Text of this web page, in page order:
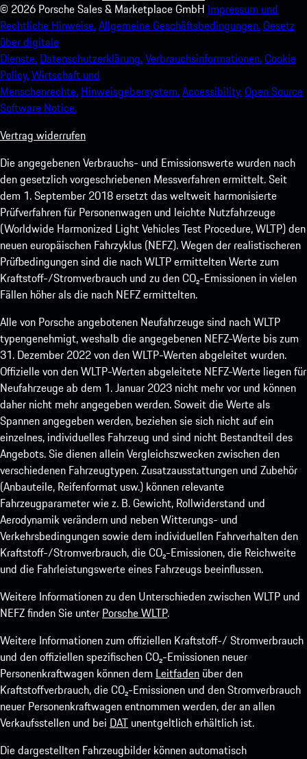
© 2026 Porsche Sales & Marketplace GmbH Impressum und
Rechtliche Hinweise.Allgemeine Geschäftsbedingungen.Gesetz
über digitale
Dienste. Datenschutzerklärung.Verbrauchsinformationen.Cookie
Policy.Wirtschaft und
Menschenrechte. Hinweisgebersystem.Accessibility.Open Source
Software Notice.
Vertrag widerrufen
Die angegebenen Verbrauchs- und Emissionswerte wurden nach
den gesetzlich vorgeschriebenen Messverfahren ermittelt. Seit
dem 1. September 2018 ersetzt das weltweit harmonisierte
Prüfverfahren für Personenwagen und leichte Nutzfahrzeuge
(Worldwide Harmonized Light Vehicles Test Procedure, WLTP) den
neuen europäischen Fahrzyklus (NEFZ). Wegen der realistischeren
Prüfbedingungen sind die nach WLTP ermittelten Werte zum
Kraftstoff-/Stromverbrauch und zu den CO₂-Emissionen in vielen
Fällen höher als die nach NEFZ ermittelten.
Alle von Porsche angebotenen Neufahrzeuge sind nach WLTP
typengenehmigt, weshalb die angegebenen NEFZ-Werte bis zum
31. Dezember 2022 von den WLTP-Werten abgeleitet wurden.
Offizielle von den WLTP-Werten abgeleitete NEFZ-Werte liegen für
Neufahrzeuge ab dem 1. Januar 2023 nicht mehr vor und können
daher nicht mehr angegeben werden. Soweit die Werte als
Spannen angegeben werden, beziehen sie sich nicht auf ein
einzelnes, individuelles Fahrzeug und sind nicht Bestandteil des
Angebots. Sie dienen allein Vergleichszwecken zwischen den
verschiedenen Fahrzeugtypen. Zusatzausstattungen und Zubehör
(Anbauteile, Reifenformat usw.) können relevante
Fahrzeugparameter wie z. B. Gewicht, Rollwiderstand und
Aerodynamik verändern und neben Witterungs- und
Verkehrsbedingungen sowie dem individuellen Fahrverhalten den
Kraftstoff-/Stromverbrauch, die CO₂-Emissionen, die Reichweite
und die Fahrleistungswerte eines Fahrzeugs beeinflussen.
Weitere Informationen zu den Unterschieden zwischen WLTP und
NEFZ finden Sie unter Porsche WLTP.
Weitere Informationen zum offiziellen Kraftstoff-/ Stromverbrauch
und den offiziellen spezifischen CO₂-Emissionen neuer
Personenkraftwagen können dem Leitfaden über den
Kraftstoffverbrauch, die CO₂-Emissionen und den Stromverbrauch
neuer Personenkraftwagen entnommen werden, der an allen
Verkaufsstellen und bei DAT unentgeltlich erhältlich ist.
Die dargestellten Fahrzeugbilder können automatisch